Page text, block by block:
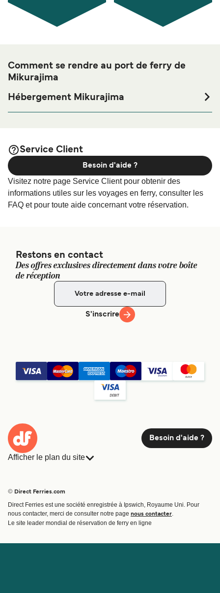
Comment se rendre au port de ferry de
Mikurajima
Hébergement Mikurajima
merci de bien vouloir visiter notre page
Mikurajima afin de bénéficier des meilleurs prix de notre
large sélection de logements en ligne !
Service Client
Visitez notre page Service Client pour obtenir des
informations utiles sur les voyages en ferry, consulter les
FAQ et pour toute aide concernant votre réservation.
Besoin d'aide ?
Restons en contact
Des offres exclusives directement dans votre boîte
de réception
S'inscrire
Besoin d'aide ?
Afficher le plan du site
Traversées et ports
Billet de bateau
© Direct Ferries.com
Direct Ferries est une société enregistrée à Ipswich, Royaume Uni. Pour
nous contacter, merci de consulter notre page nous contacter
Le site leader mondial de réservation de ferry en ligne